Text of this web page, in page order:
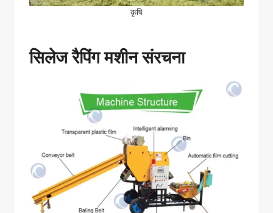
कृषि
सिलेज रैपिंग मशीन संरचना